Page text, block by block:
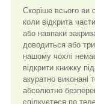
Скоріше всього ви
коли відкрита
або навпаки
доводиться або
нашому чохлі
відкрити книжку
акуратно виконані
абсолютно
спілкуєтеся по